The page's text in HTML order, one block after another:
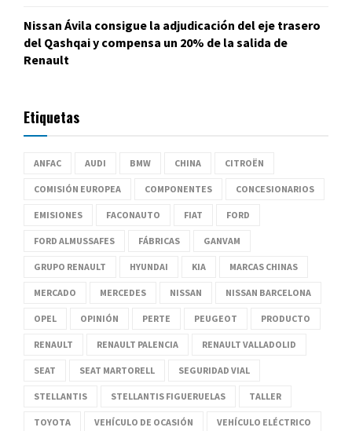
Nissan Ávila consigue la adjudicación del eje trasero
del Qashqai y compensa un 20% de la salida de
Renault
Etiquetas
ANFAC AUDI BMW CHINA CITROËN
COMISIÓN EUROPEA COMPONENTES CONCESIONARIOS
EMISIONES FACONAUTO FIAT FORD
FORD ALMUSSAFES FÁBRICAS GANVAM
GRUPO RENAULT HYUNDAI KIA MARCAS CHINAS
MERCADO MERCEDES NISSAN NISSAN BARCELONA
OPEL OPINIÓN PERTE PEUGEOT PRODUCTO
RENAULT RENAULT PALENCIA RENAULT VALLADOLID
SEAT SEAT MARTORELL SEGURIDAD VIAL
STELLANTIS STELLANTIS FIGUERUELAS TALLER
TOYOTA VEHÍCULO DE OCASIÓN VEHÍCULO ELÉCTRICO